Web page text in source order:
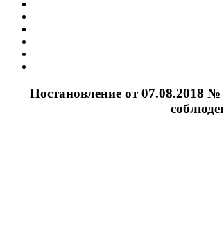
Постановление от 07.08.2018